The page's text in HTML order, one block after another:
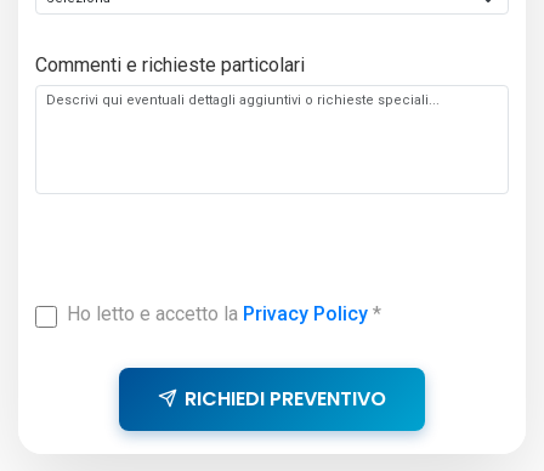
Commenti e richieste particolari
Ho letto e accetto la Privacy Policy*
RICHIEDI PREVENTIVO